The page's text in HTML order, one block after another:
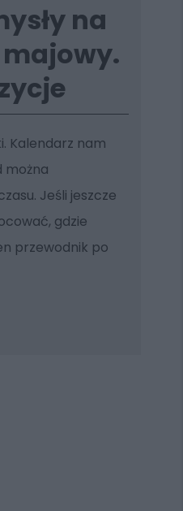
na
majowy.
Kalendarz nam
można
Jeśli jeszcze
gdzie
przewodnik po